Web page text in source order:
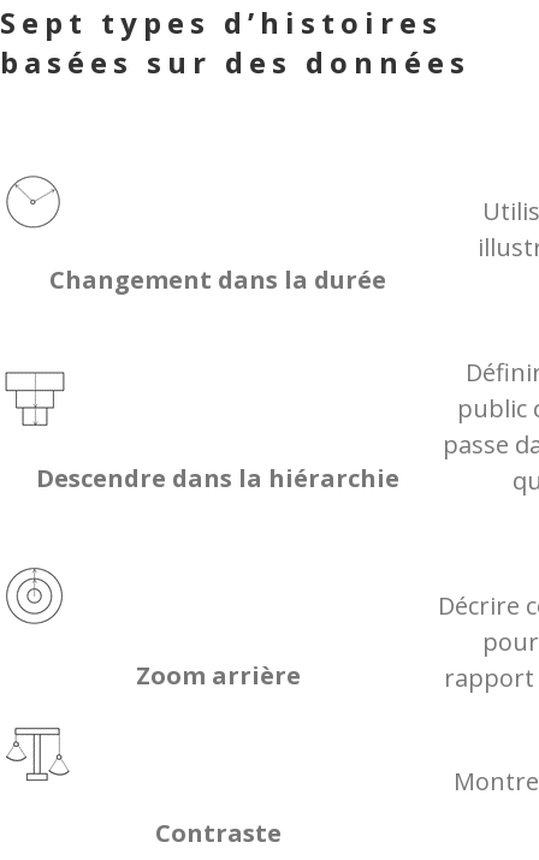
Sept types d’histoires
basées sur des données
Changement dans la durée
Descendre dans la hiérarchie
public
passe
Zoom arrière
Décrire
rapport
Contraste